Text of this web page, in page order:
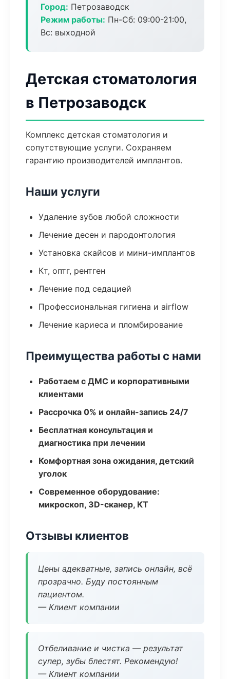
Город: Петрозаводск
Режим работы: Пн-Сб: 09:00-21:00,
Вс: выходной
Детская стоматология
в Петрозаводск
Комплекс детская стоматология и
сопутствующие услуги. Сохраняем
гарантию производителей имплантов.
Наши услуги
Удаление зубов любой сложности
Лечение десен и пародонтология
Установка скайсов и мини-имплантов
Кт, оптг, рентген
Лечение под седацией
Профессиональная гигиена и airflow
Лечение кариеса и пломбирование
Преимущества работы с нами
Работаем с ДМС и корпоративными
клиентами
Рассрочка 0% и онлайн-запись 24/7
Бесплатная консультация и
диагностика при лечении
Комфортная зона ожидания, детский
уголок
Современное оборудование:
микроскоп, 3D-сканер, КТ
Отзывы клиентов
Цены адекватные, запись онлайн, всё
прозрачно. Буду постоянным
пациентом.
— Клиент компании
Отбеливание и чистка — результат
супер, зубы блестят. Рекомендую!
— Клиент компании